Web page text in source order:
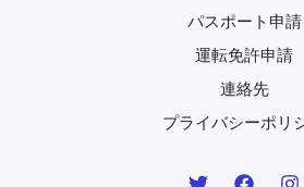
パスポート申請
運転免許申請
連絡先
プライバシーポリ